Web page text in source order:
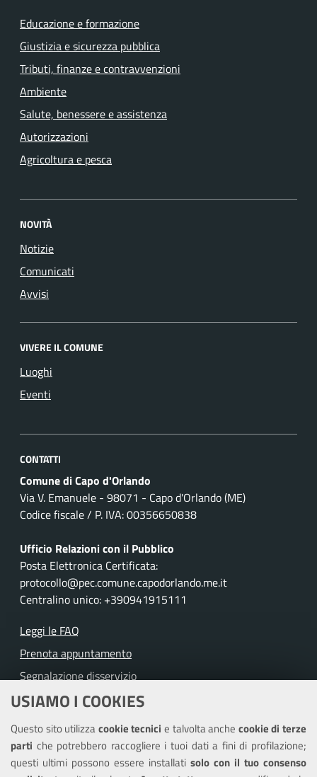
USIAMO I COOKIES
Questo sito utilizzacookie tecnicie talvolta anche cookie di terze
parti che potrebbero raccogliere i tuoi dati a fini di profilazione;
questi ultimi possono essere installati solo con il tuo consenso
Educazione e formazione
Giustizia e sicurezza pubblica
Tributi, finanze e contravvenzioni
Ambiente
Salute, benessere e assistenza
Autorizzazioni
Agricoltura e pesca
NOVITÀ
Notizie
Comunicati
Avvisi
VIVERE IL COMUNE
Luoghi
Eventi
CONTATTI
Comune di Capo d'Orlando
Via V. Emanuele - 98071 - Capo d'Orlando (ME)
Codice fiscale / P. IVA: 00356650838
Ufficio Relazioni con il Pubblico
Posta Elettronica Certificata:
protocollo@pec.comune.capodorlando.me.it
Centralino unico: +390941915111
Leggi le FAQ
Prenota appuntamento
Segnalazione disservizio
Richiesta assistenza
Amministrazione trasparente
Informativa privacy